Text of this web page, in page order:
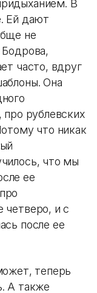
В
Ей дают
не
Бодрова,
часто, вдруг
Она
рублевских
что никак
что мы
ее
четверо, и с
после ее
теперь
А также